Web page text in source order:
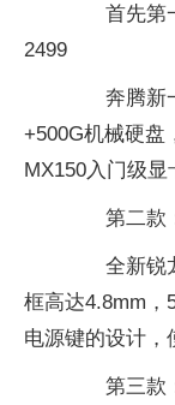
首先第一
2499
奔腾新一
+500G机械硬盘
MX150入门级显
第二款：
全新锐龙
框高达4.8mm，
电源键的设计，
第三款：